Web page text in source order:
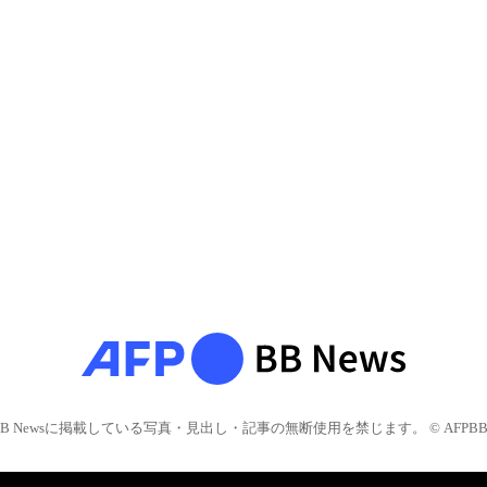
Newsに掲載している写真・見出し・記事の無断使用を禁じます。 © AFPBB